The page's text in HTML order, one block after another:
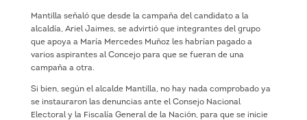
Mantilla señaló que desde la campaña del candidato a la
alcaldía, Ariel Jaimes, se advirtió que integrantes del grupo
que apoya a María Mercedes Muñoz les habrían pagado a
varios aspirantes al Concejo para que se fueran de una
campaña a otra.
Si bien, según el alcalde Mantilla, no hay nada comprobado ya
se instauraron las denuncias ante el Consejo Nacional
Electoral y la Fiscalía General de la Nación, para que se inicie